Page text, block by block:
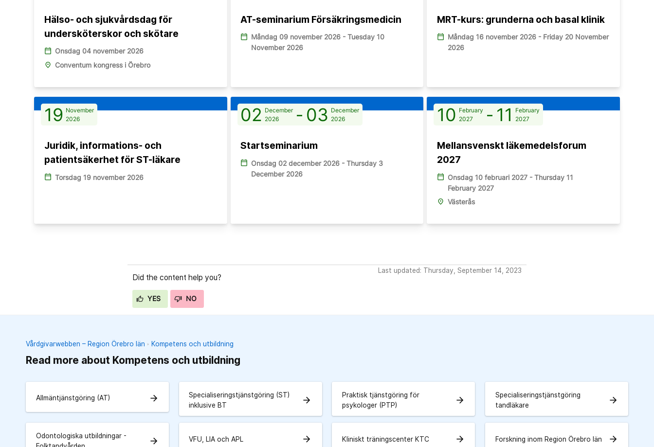
Hälso- och sjukvårdsdag för
undersköterskor och skötare
calendar_today Onsdag 04 november 2026
place Conventum kongress i Örebro
AT-seminarium Försäkringsmedicin
calendar_today Måndag 09 november 2026 - Tuesday 10
November 2026
MRT-kurs: grunderna och basal klinik
calendar_today Måndag 16 november 2026 - Friday 20 November
2026
19 November
2026
Juridik, informations- och
patientsäkerhet för ST-läkare
calendar_today Torsdag 19 november 2026
02 December
2026
- 03 December
2026
Startseminarium
calendar_today Onsdag 02 december 2026 - Thursday 3
December 2026
10 February
2027
- 11
February
2027
Mellansvenskt läkemedelsforum
2027
calendar_today Onsdag 10 februari 2027 - Thursday 11
February 2027
place Västerås
Did the content help you?
YES NO
Last updated: Thursday, September 14, 2023
Vårdgivarwebben – Region Örebro län Kompetens och utbildning
Read more about Kompetens och utbildning
Allmäntjänstgöring (AT) arrow_forward
Specialiseringstjänstgöring (ST)
inklusive BT
arrow_forward
Praktisk tjänstgöring för
psykologer (PTP)
arrow_forward
Specialiseringstjänstgöring
tandläkare
arrow_forward
Odontologiska utbildningar -
arrow_forward VFU, LIA och APL arrow_forward Kliniskt träningscenter KTC arrow_forward Forskning inom Region Örebro län arrow_forward